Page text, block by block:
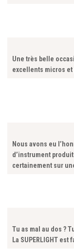
Une très belle
excellents micros et
Nous avons eu
d’instrument
certainement sur
Tu as mal au dos ?
La SUPERLIGHT est